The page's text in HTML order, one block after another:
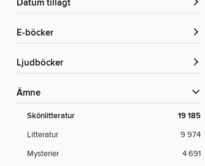
Datum tillagt
e-böcker
Ljudböcker
Ämne
Skönlitteratur 19 185
Litteratur
9 974
Mysterier
4 691